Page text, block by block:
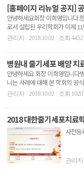
[홈페이지 리뉴얼 공지]
안녕하세요회장 이희영입니다.
로서 설립된 우리학회가 이제
덧 줄기세포치료 의..
관리자 2018.10.02 조회 4452
병원내 줄기세포 배양 치
안녕하세요 회장 이희영입니다
니는 사례에 대해 본 학회의 공
상도 아니고 치료..
관리자 2018.10.02 조회
2018 대한줄기세포치료
사전등
관리자